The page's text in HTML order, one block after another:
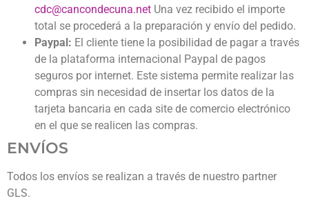
cdc@cancondecuna.net Una vez recibido el importe
total se procederá a la preparación y envío del pedido.
Paypal: El cliente tiene la posibilidad de pagar a través
de la plataforma internacional Paypal de pagos
seguros por internet. Este sistema permite realizar las
compras sin necesidad de insertar los datos de la
tarjeta bancaria en cada site de comercio electrónico
en el que se realicen las compras.
ENVÍOS
Todos los envíos se realizan a través de nuestro partner
GLS.